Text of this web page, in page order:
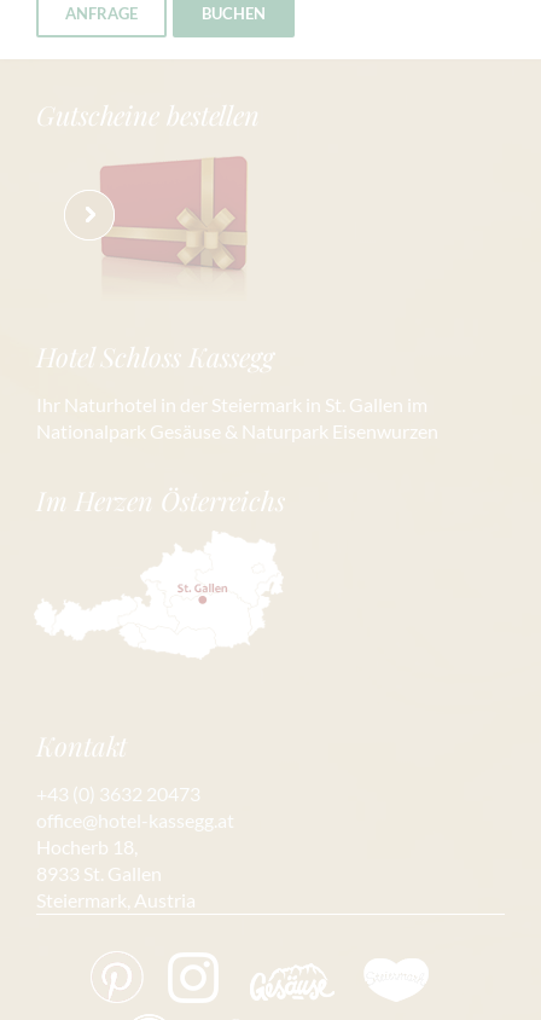
ANFRAGE BUCHEN
Gutscheine bestellen
Hotel Schloss Kassegg
Ihr Naturhotel in der Steiermark in St. Gallen im
Nationalpark Gesäuse & Naturpark Eisenwurzen
Im Herzen Österreichs
Kontakt
+43 (0) 3632 20473
office@hotel-kassegg.at
Hocherb 18,
8933 St. Gallen
Steiermark, Austria